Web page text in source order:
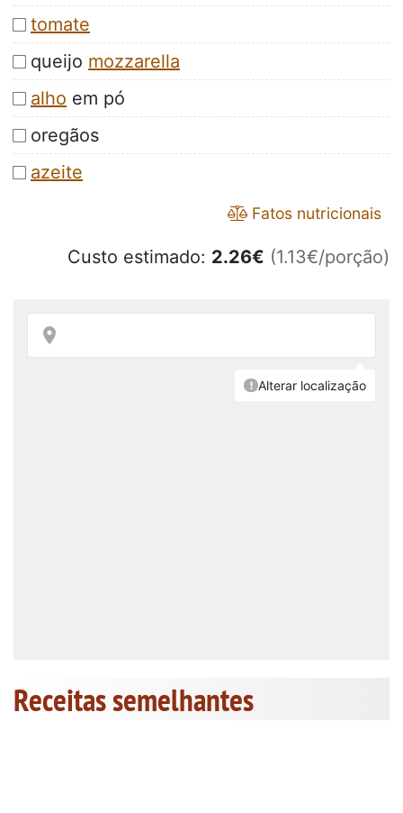
tomate
queijo mozzarella
alho em pó
oregãos
azeite
Fatos nutricionais
Custo estimado: 2.26€ (1.13€/porção)
Receitas semelhantes